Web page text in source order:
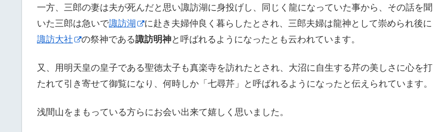
一方、三郎の妻は夫が死んだと思い諏訪湖に身投げし、同じく龍になっていた事から、その話を聞
いた三郎は急いで諏訪湖
に赴き夫婦仲良く暮らしたとされ、三郎夫婦は龍神として崇められ後に
諏訪大社
の祭神である諏訪明神と呼ばれるようになったとも云われています。
又、用明天皇の皇子である聖徳太子も真楽寺を訪れたとされ、大沼に自生する芹の美しさに心を打
たれて引き寄せて御覧になり、何時しか「七尋芹」と呼ばれるようになったと伝えられています。
浅間山をまもっている方らにお会い出来て嬉しく思いました。